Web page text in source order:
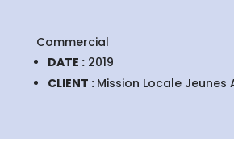
Commercial
DATE :2019
CLIENT : Mission Locale Jeunes